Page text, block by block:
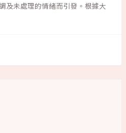
及未處理的情緒而引發。根據大